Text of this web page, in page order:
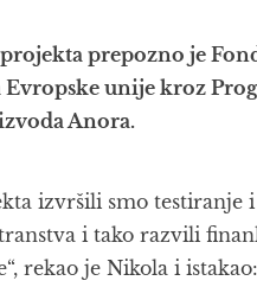
prepozno je
unije kroz
Anora.
izvršili smo testiranje
i tako razvili
rekao je Nikola i